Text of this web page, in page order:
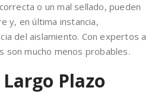
o un mal sellado, pueden
y, en última instancia,
del aislamiento. Con expertos a
son mucho menos probables.
Plazo